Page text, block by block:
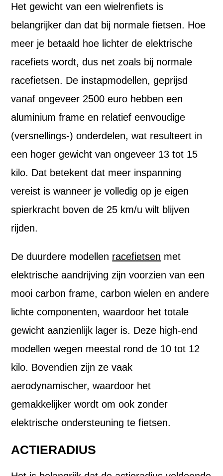
Het gewicht van een wielrenfiets is
belangrijker dan dat bij normale fietsen. Hoe
meer je betaald hoe lichter de elektrische
racefiets wordt, dus net zoals bij normale
racefietsen. De instapmodellen, geprijsd
vanaf ongeveer 2500 euro hebben een
aluminium frame en relatief eenvoudige
(versnellings-) onderdelen, wat resulteert in
een hoger gewicht van ongeveer 13 tot 15
kilo. Dat betekent dat meer inspanning
vereist is wanneer je volledig op je eigen
spierkracht boven de 25 km/u wilt blijven
rijden.
De duurdere modellen racefietsen met
elektrische aandrijving zijn voorzien van een
mooi carbon frame, carbon wielen en andere
lichte componenten, waardoor het totale
gewicht aanzienlijk lager is. Deze high-end
modellen wegen meestal rond de 10 tot 12
kilo. Bovendien zijn ze vaak
aerodynamischer, waardoor het
gemakkelijker wordt om ook zonder
elektrische ondersteuning te fietsen.
ACTIERADIUS